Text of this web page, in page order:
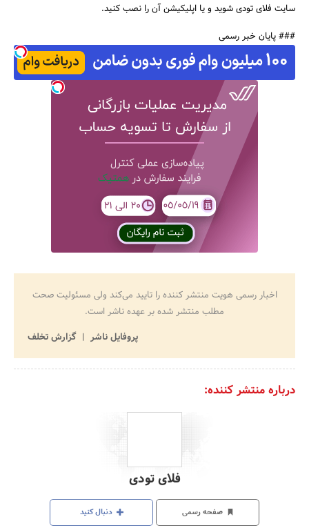
سایت فلای تودی شوید و یا اپلیکیشن آن را نصب کنید.
### پایان خبر رسمی
اخبار رسمی هویت منتشر کننده را تایید می‌کند ولی مسئولیت صحت
مطلب منتشر شده بر عهده ناشر است.
پروفایل ناشر
گزارش تخلف
درباره منتشر کننده:
فلای تودی
صفحه رسمی دنبال کنید